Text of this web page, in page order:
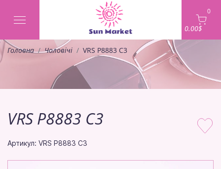
0
0.00$
Головна Чоловічі VRS P8883 C3
VRS P8883 C3
Артикул: VRS P8883 C3